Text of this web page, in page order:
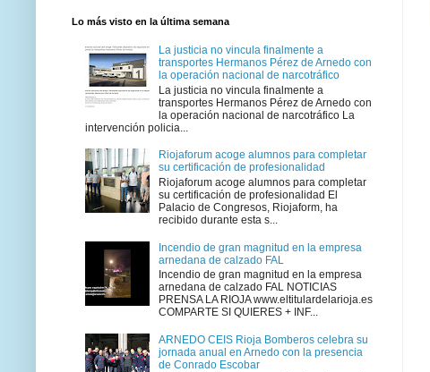
Lo más visto en la última semana
La justicia no vincula finalmente a
transportes Hermanos Pérez de Arnedo con
la operación nacional de narcotráfico
La justicia no vincula finalmente a
transportes Hermanos Pérez de Arnedo con
la operación nacional de narcotráfico La
intervención policia...
Riojaforum acoge alumnos para completar
su certificación de profesionalidad
Riojaforum acoge alumnos para completar
su certificación de profesionalidad El
Palacio de Congresos, Riojaform, ha
recibido durante esta s...
Incendio de gran magnitud en la empresa
arnedana de calzado FAL
Incendio de gran magnitud en la empresa
arnedana de calzado FAL NOTICIAS
PRENSA LA RIOJA www.eltitulardelarioja.es
COMPARTE SI QUIERES + INF...
ARNEDO CEIS Rioja Bomberos celebra su
jornada anual en Arnedo con la presencia
de Conrado Escobar